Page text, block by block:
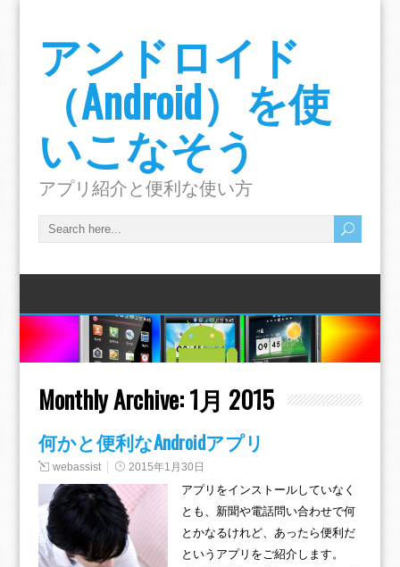
アンドロイド
（Android）を使
いこなそう
アプリ紹介と便利な使い方
Monthly Archive:1月 2015
何かと便利なAndroidアプリ
webassist 2015年1月30日
アプリをインストールしていなく
とも、新聞や電話問い合わせで何
とかなるけれど、あったら便利だ
というアプリをご紹介します。